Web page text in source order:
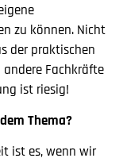
zu können. Nicht
der praktischen
Fachkräfte
ist riesig!
Thema?
ist es, wenn wir